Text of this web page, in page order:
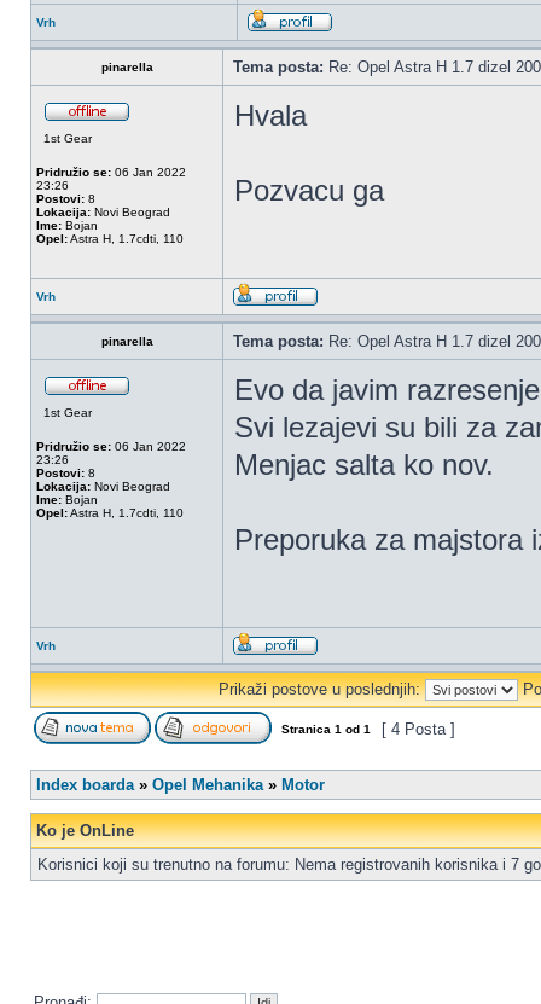
Vrh
pinarella Tema posta: Re: Opel Astra H 1.7 dizel
1st Gear
Pridružio se: 06 Jan 2022
23:26
Postovi: 8
Lokacija: Novi Beograd
Ime: Bojan
Opel:Astra H, 1.7cdti, 110
Hvala
Pozvacu ga
Vrh
pinarella Tema posta: Re: Opel Astra H 1.7 dizel
1st Gear
Pridružio se: 06 Jan 2022
23:26
Postovi: 8
Lokacija: Novi Beograd
Ime: Bojan
Opel:Astra H, 1.7cdti, 110
Evo da javim
Svi lezajevi su bili za
Menjac salta ko nov.
Preporuka za majstora
Vrh
Prikaži postove u poslednjih:
Stranica 1 od 1 [ 4 Posta ]
Index boarda» Opel Mehanika» Motor
Ko je OnLine
Korisnici koji su trenutno na forumu: Nema registrovanih korisnika i 7